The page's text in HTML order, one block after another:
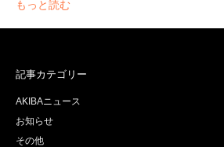
もっと読む
記事カテゴリー
AKIBAニュース
お知らせ
その他